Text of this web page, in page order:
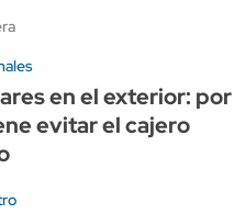
en el exterior: por
evitar el cajero